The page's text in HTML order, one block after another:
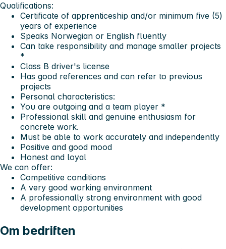
Qualifications:
Certificate of apprenticeship and/or minimum five (5)
years of experience
Speaks Norwegian or English fluently
Can take responsibility and manage smaller projects
*
Class B driver's license
Has good references and can refer to previous
projects
Personal characteristics:
You are outgoing and a team player *
Professional skill and genuine enthusiasm for
concrete work.
Must be able to work accurately and independently
Positive and good mood
Honest and loyal
We can offer:
Competitive conditions
A very good working environment
A professionally strong environment with good
development opportunities
Om bedriften